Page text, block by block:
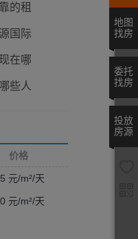
的租
国际
园区
在哪
些人
价格
元/m²/天
元/m²/天
地图
找房
委托
找房
投放
房源